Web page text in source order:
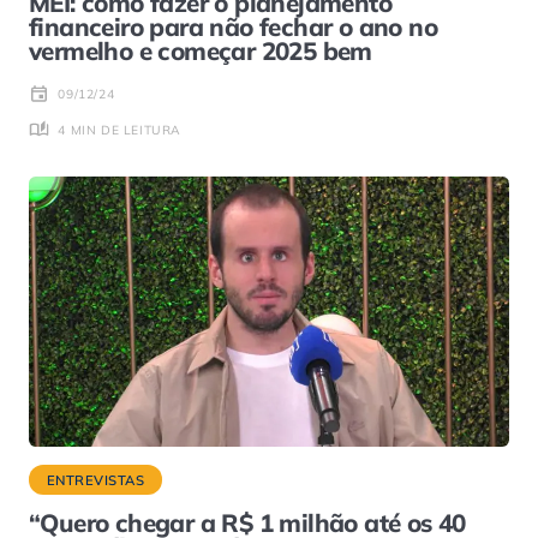
financeiro para não fechar o ano no
vermelho e começar 2025 bem
09/12/24
4 MIN DE LEITURA
ENTREVISTAS
“Quero chegar a R$ 1 milhão até os 40